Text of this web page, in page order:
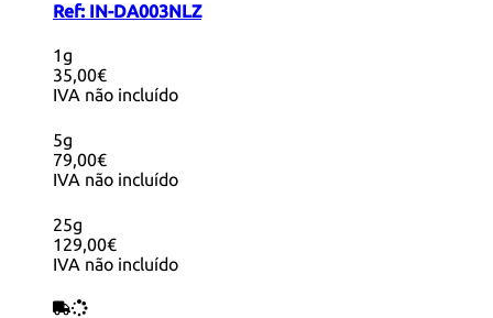
Ref: IN-DA003NLZ
1g
35,00€
IVA não incluído
5g
79,00€
IVA não incluído
25g
129,00€
IVA não incluído